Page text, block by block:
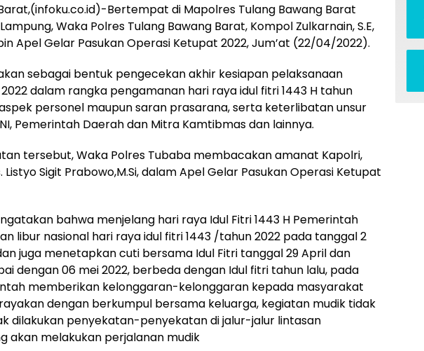
Bertempat di Mapolres Tulang Bawang Barat
Waka Polres Tulang Bawang Barat, Kompol Zulkarnain, S.E,
Apel Gelar Pasukan Operasi Ketupat 2022, Jum’at (22/04/2022).
sebagai bentuk pengecekan akhir kesiapan pelaksanaan
dalam rangka pengamanan hari raya idul fitri 1443 H tahun
personel maupun saran prasarana, serta keterlibatan unsur
Pemerintah Daerah dan Mitra Kamtibmas dan lainnya.
tersebut, Waka Polres Tubaba membacakan amanat Kapolri,
Listyo Sigit Prabowo,M.Si, dalam Apel Gelar Pasukan Operasi Ketupat
bahwa menjelang hari raya Idul Fitri 1443 H Pemerintah
libur nasional hari raya idul fitri 1443 /tahun 2022 pada tanggal 2
juga menetapkan cuti bersama Idul Fitri tanggal 29 April dan
dengan 06 mei 2022, berbeda dengan Idul fitri tahun lalu, pada
memberikan kelonggaran-kelonggaran kepada masyarakat
dengan berkumpul bersama keluarga, kegiatan mudik tidak
dilakukan penyekatan-penyekatan di jalur-jalur lintasan
akan melakukan perjalanan mudik